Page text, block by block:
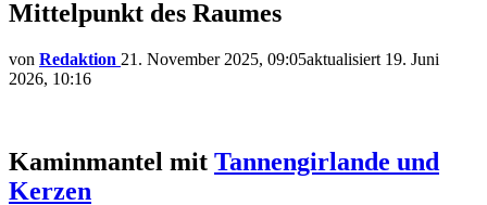
Mittelpunkt des Raumes
von Redaktion 21. November 2025, 09:05aktualisiert 19. Juni
2026, 10:16
Kaminmantel mit Tannengirlande und
Kerzen